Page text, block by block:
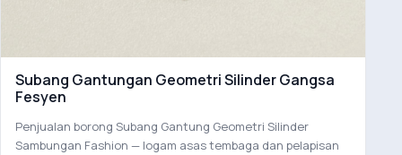
Subang Gantungan Geometri Silinder Gangsa
Fesyen
Penjualan borong Subang Gantung Geometri Silinder
Sambungan Fashion — logam asas tembaga dan pelapisan